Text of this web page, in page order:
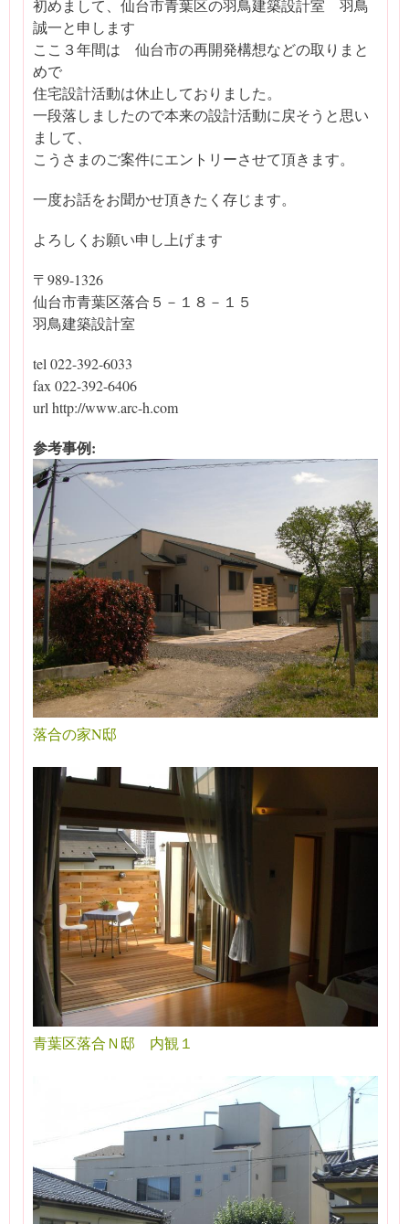
初めまして、仙台市青葉区の羽鳥建築設計室 羽鳥
誠一と申します
ここ３年間は 仙台市の再開発構想などの取りまと
めで
住宅設計活動は休止しておりました。
一段落しましたので本来の設計活動に戻そうと思い
まして、
こうさまのご案件にエントリーさせて頂きます。
一度お話をお聞かせ頂きたく存じます。
よろしくお願い申し上げます
〒989-1326
仙台市青葉区落合５－１８－１５
羽鳥建築設計室
tel 022-392-6033
fax 022-392-6406
url http://www.arc-h.com
参考事例:
落合の家N邸
青葉区落合Ｎ邸 内観１